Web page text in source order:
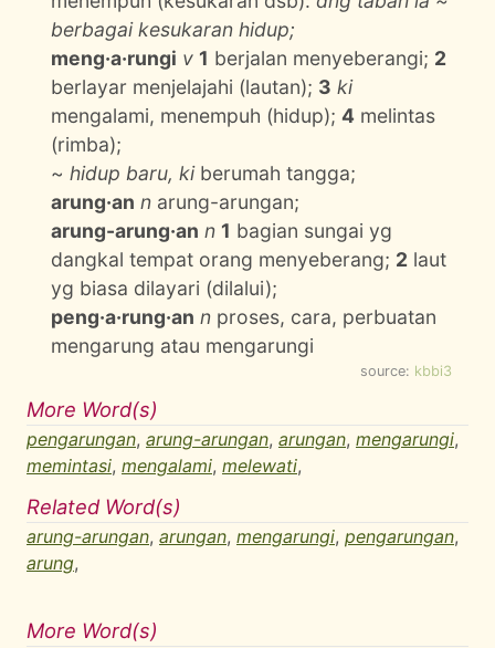
berbagai kesukaran hidup;
meng·a·rungi v 1 berjalan menyeberangi; 2
berlayar menjelajahi (lautan); 3 ki
mengalami, menempuh (hidup);4 melintas
(rimba);
~ hidup baru, kiberumah tangga;
arung·an n arung-arungan;
arung-arung·an n 1 bagian sungai yg
dangkal tempat orang menyeberang; 2 laut
yg biasa dilayari (dilalui);
peng·a·rung·an n proses, cara, perbuatan
mengarung atau mengarungi
source: kbbi3
More Word(s)
pengarungan, arung-arungan, arungan, mengarungi,
memintasi, mengalami, melewati,
Related Word(s)
arung-arungan, arungan, mengarungi, pengarungan,
arung,
More Word(s)